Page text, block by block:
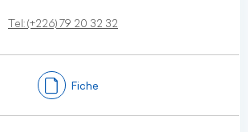
Tel:(+226)79 20 32 32
Fiche